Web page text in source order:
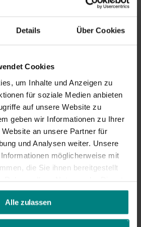
Details Über Cookies
Cookies
um Inhalte und Anzeigen zu
für soziale Medien anbieten
auf unsere Website zu
geben wir Informationen zu Ihrer
an unsere Partner für
und Analysen weiter. Unsere
möglicherweise mit
die Sie ihnen bereitgestellt
Alle zulassen
heute versendet.
Zum Warenkorb
zum Checkout
1–2 Werktage
€*